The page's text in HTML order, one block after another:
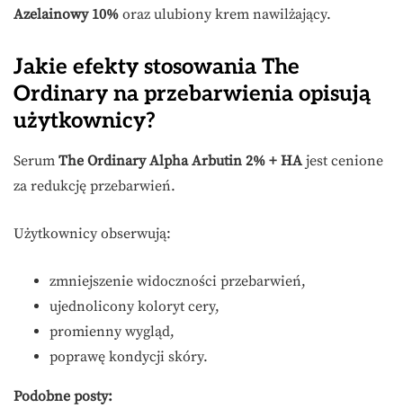
Azelainowy 10% oraz ulubiony krem nawilżający.
Jakie efekty stosowania The
Ordinary na przebarwienia opisują
użytkownicy?
Serum The Ordinary Alpha Arbutin 2% + HA jest cenione
za redukcję przebarwień.
Użytkownicy obserwują:
zmniejszenie widoczności przebarwień,
ujednolicony koloryt cery,
promienny wygląd,
poprawę kondycji skóry.
Podobne posty: